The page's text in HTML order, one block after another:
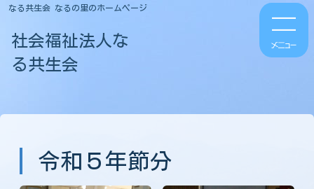
なる共生会 なるの里のホームページ
社会福祉法人な
る共生会
令和５年節分